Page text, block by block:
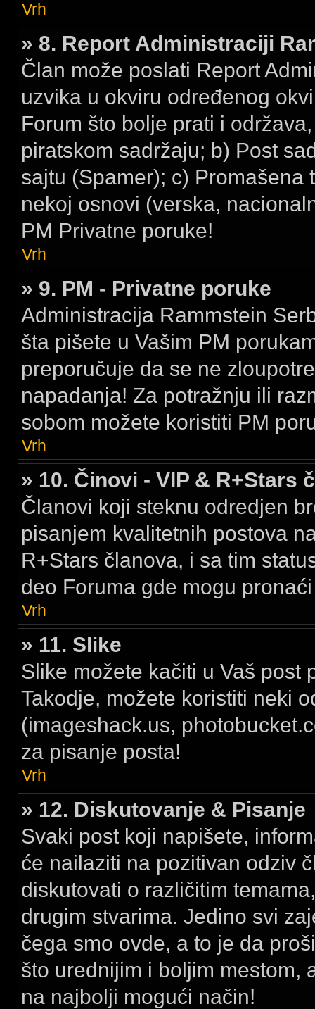
Vrh
» 8. Report Administraciji
Član može poslati Report
uzvika u okviru određenog
Forum što bolje prati i
piratskom sadržaju; b) Post
sajtu (Spamer); c) Promašena
nekoj osnovi (verska,
PM Privatne poruke!
Vrh
» 9. PM - Privatne poruke
Administracija Rammstein
šta pišete u Vašim PM
preporučuje da se ne
napadanja! Za potražnju ili
sobom možete koristiti PM
Vrh
» 10. Činovi - VIP & R+Stars
Članovi koji steknu odredjen
pisanjem kvalitetnih postova
R+Stars članova, i sa tim
deo Foruma gde mogu
Vrh
» 11. Slike
Slike možete kačiti u Vaš post
Takodje, možete koristiti neki
(imageshack.us,
za pisanje posta!
Vrh
» 12. Diskutovanje & Pisanje
Svaki post koji napišete,
će nailaziti na pozitivan odziv
diskutovati o različitim
drugim stvarima. Jedino svi
čega smo ovde, a to je da
što urednijim i boljim mestom,
na najbolji mogući način!